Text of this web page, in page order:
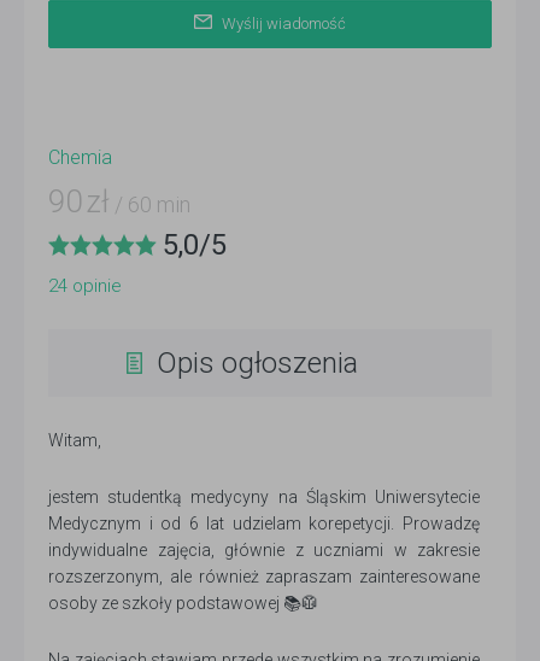
Wyślij wiadomość
Chemia
90 zł / 60 min
5,0/5
24 opinie
Opis ogłoszenia
Witam,
jestem studentką medycyny na Śląskim Uniwersytecie
Medycznym i od 6 lat udzielam korepetycji. Prowadzę
indywidualne zajęcia, głównie z uczniami w zakresie
rozszerzonym, ale również zapraszam zainteresowane
osoby ze szkoły podstawowej 📚🥼